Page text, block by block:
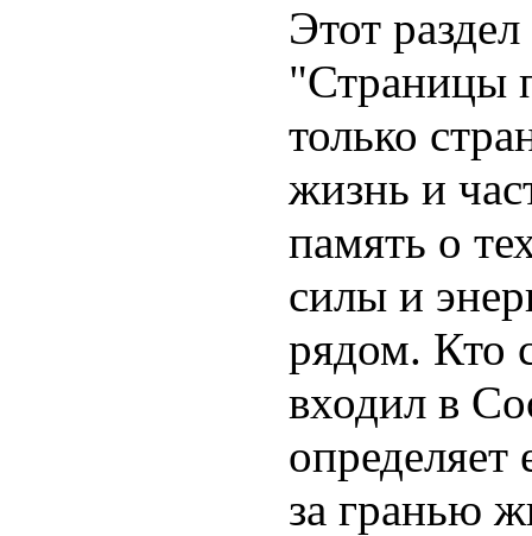
Этот
"Страницы
только
жизнь и
память о
силы и
рядом. Кто
входил в
определяет
за гранью